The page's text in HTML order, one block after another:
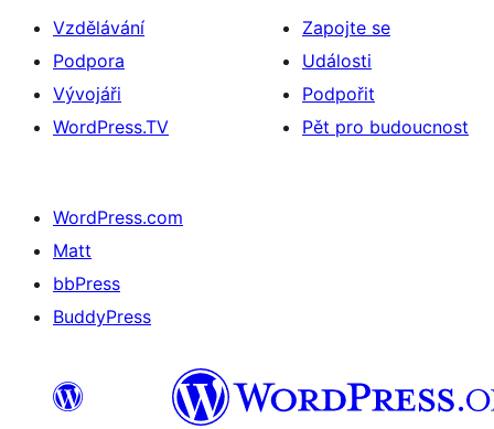
Vzdělávání
Podpora
Vývojáři
WordPress.TV
Zapojte se
Události
Podpořit
Pět pro budoucnost
WordPress.com
Matt
bbPress
BuddyPress